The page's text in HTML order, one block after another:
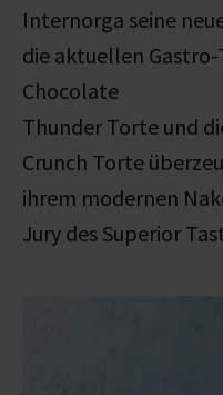
Internorga seine
die aktuellen
Chocolate
Thunder Torte und
Crunch Torte
ihrem modernen
Jury des Superior